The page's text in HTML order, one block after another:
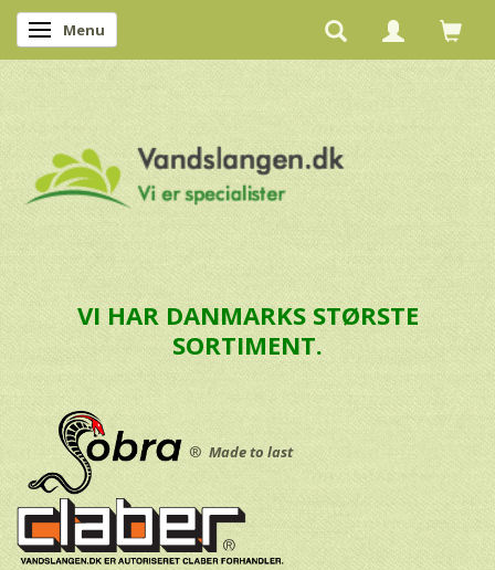
Skifte navigation
Menu
VI HAR DANMARKS STØRSTE
SORTIMENT.
® Made to last